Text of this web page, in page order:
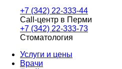
+7 (342) 22-333-44
Call-центр в Перми
+7 (342) 22-333-73
Стоматология
Услуги и цены
Врачи